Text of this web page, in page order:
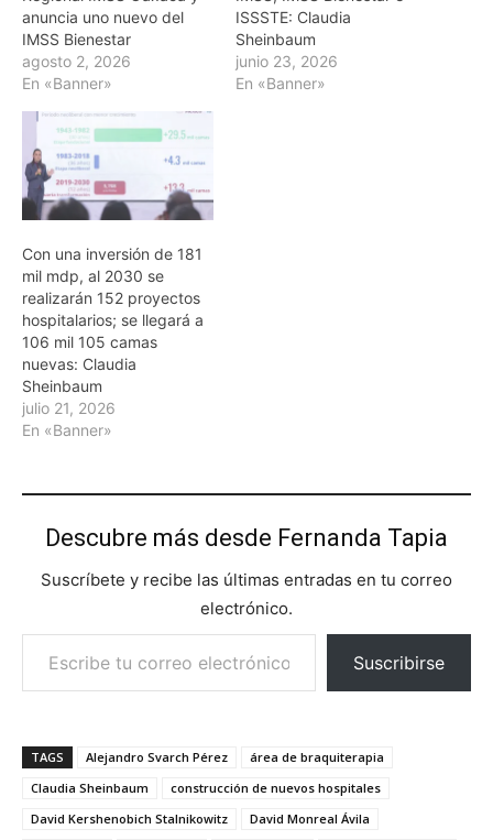
anuncia uno nuevo del
IMSS Bienestar
agosto 2, 2026
En «Banner»
ISSSTE: Claudia
Sheinbaum
junio 23, 2026
En «Banner»
Con una inversión de 181
mil mdp, al 2030 se
realizarán 152 proyectos
hospitalarios; se llegará a
106 mil 105 camas
nuevas: Claudia
Sheinbaum
julio 21, 2026
En «Banner»
Descubre más desde Fernanda Tapia
Suscríbete y recibe las últimas entradas en tu correo
electrónico.
Escribe tu correo electrónico…
Suscribirse
TAGS Alejandro Svarch Pérez
área de braquiterapia
Claudia Sheinbaum
construcción de nuevos hospitales
David Kershenobich Stalnikowitz
David Monreal Ávila